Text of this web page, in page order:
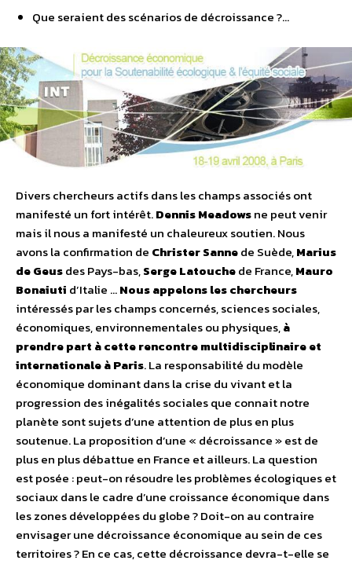
Que seraient des scénarios de décroissance ?…
Divers chercheurs actifs dans les champs associés ont
manifesté un fort intérêt.Dennis Meadowsne peut venir
mais il nous a manifesté un chaleureux soutien. Nous
avons la confirmation de Christer Sannede Suède,Marius
de Geusdes Pays-bas,Serge Latouchede France,Mauro
Bonaiuti d’Italie …Nous appelons les chercheurs
intéressés par les champs concernés, sciences sociales,
économiques, environnementales ou physiques,à
prendre part à cette rencontre multidisciplinaire et
internationale à Paris. La responsabilité du modèle
économique dominant dans la crise du vivant et la
progression des inégalités sociales que connait notre
planète sont sujets d’une attention de plus en plus
soutenue. La proposition d’une « décroissance » est de
plus en plus débattue en France et ailleurs. La question
est posée : peut-on résoudre les problèmes écologiques et
sociaux dans le cadre d’une croissance économique dans
les zones développées du globe ? Doit-on au contraire
envisager une décroissance économique au sein de ces
territoires ? En ce cas, cette décroissance devra-t-elle se